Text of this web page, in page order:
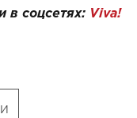
в соцсетях: Viva!